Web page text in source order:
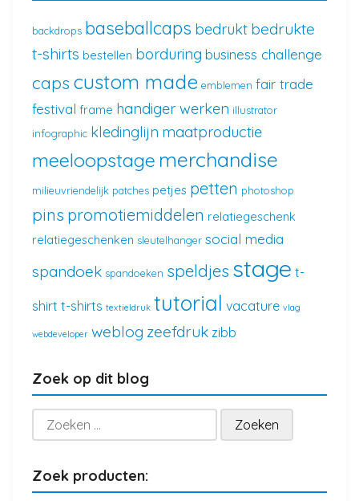
backdrops baseballcaps bedrukt bedrukte
t-shirts bestellen borduring business challenge
caps custom made emblemen fair trade
festival frame handiger werken illustrator
infographic kledinglijn maatproductie
meeloopstage merchandise
milieuvriendelijk patches petjes petten photoshop
pins promotiemiddelen relatiegeschenk
relatiegeschenken sleutelhanger social media
spandoek spandoeken speldjes stage t-
shirt t-shirts textieldruk tutorial vacature vlag
webdeveloper weblog zeefdruk zibb
Zoek op dit blog
Zoeken
naar:
Zoek producten: